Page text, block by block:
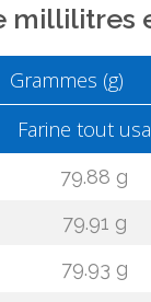
millilitres
Grammes (g)
Farine tout
79.88 g
79.91 g
79.93 g